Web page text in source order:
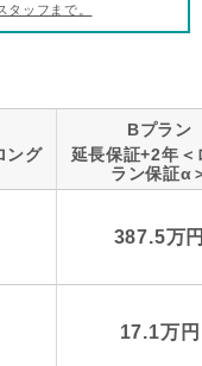
ッフまで。
ング
Bプラン
延長保証+2年＜
ラン保証α
387.5万
17.1万円